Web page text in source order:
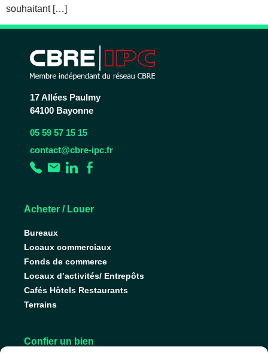
souhaitant […]
17 Allées Paulmy
64100 Bayonne
05 59 57 15 15
contact@cbre-ipc.fr
Acheter / Louer
Bureaux
Locaux commerciaux
Fonds de commerce
Locaux d’activités/ Entrepôts
Cafés Hôtels Restaurants
Terrains
Confier un bien